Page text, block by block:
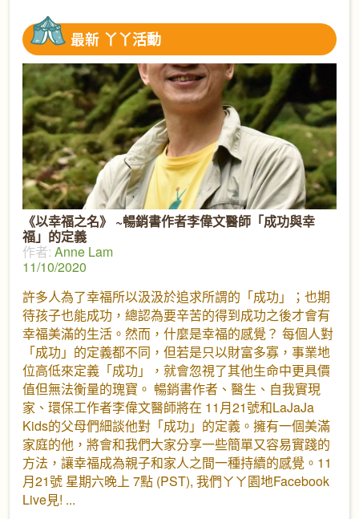
最新 丫丫活動
《以幸福之名》 ~暢銷書作者李偉文醫師「成功與幸
福」的定義
作者: Anne Lam
11/10/2020
許多人為了幸福所以汲汲於追求所謂的「成功」；也期
待孩子也能成功，總認為要辛苦的得到成功之後才會有
幸福美滿的生活。然而，什麼是幸福的感覺？ 每個人對
「成功」的定義都不同，但若是只以財富多寡，事業地
位高低來定義「成功」，就會忽視了其他生命中更具價
值但無法衡量的瑰寶。 暢銷書作者、醫生、自我實現
家、環保工作者李偉文醫師將在 11月21號和LaJaJa
Kids的父母們細談他對「成功」的定義。擁有一個美滿
家庭的他，將會和我們大家分享一些簡單又容易實踐的
方法，讓幸福成為親子和家人之間一種持續的感覺。11
月21號 星期六晚上 7點 (PST), 我們ㄚㄚ園地Facebook
Live見!